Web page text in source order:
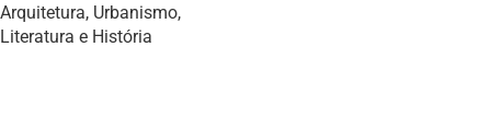
Arquitetura, Urbanismo,
Literatura e História